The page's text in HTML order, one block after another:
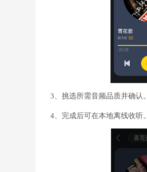
3、挑选所需音频品质并确认。
4、完成后可在本地离线收听。